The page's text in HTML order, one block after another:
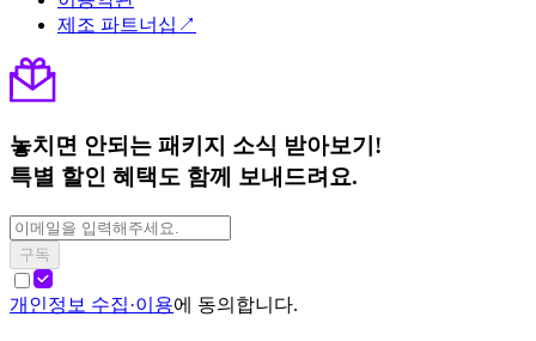
제조 파트너십↗
놓치면 안되는 패키지 소식 받아보기!
특별 할인 혜택도 함께 보내드려요.
구독
개인정보 수집·이용에 동의합니다.